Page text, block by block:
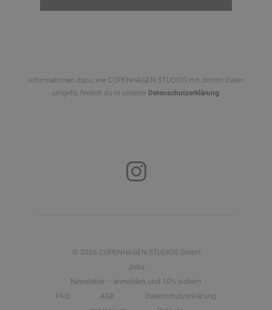
Informationen dazu, wie COPENHAGEN STUDIOS mit deinen Daten
umgeht, findest du in unserer Datenschutzerklärung.
© 2026 COPENHAGEN STUDIOS GmbH
Jobs
Newsletter – anmelden und 10% sichern
FAQ
AGB
Datenschutzerklärung